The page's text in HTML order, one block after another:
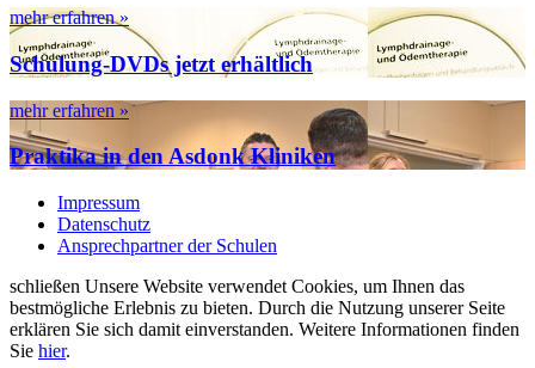
mehr erfahren »
Schulung-DVDs jetzt erhältlich
mehr erfahren »
Praktika in den Asdonk Kliniken
Impressum
Datenschutz
Ansprechpartner der Schulen
schließen Unsere Website verwendet Cookies, um Ihnen das
bestmögliche Erlebnis zu bieten. Durch die Nutzung unserer Seite
erklären Sie sich damit einverstanden. Weitere Informationen finden
Sie hier.